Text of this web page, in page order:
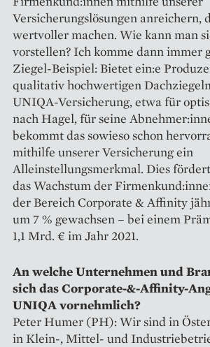
Versicherungslösungen anreichern,
wertvoller machen. Wie kann man
vorstellen? Ich komme dann immer
Ziegel-Beispiel: Bietet ein:e
qualitativ hochwertigen
UNIQA-Versicherung, etwa für
nach Hagel, für seine
bekommt das sowieso schon
mithilfe unserer Versicherung ein
Alleinstellungsmerkmal. Dies
das Wachstum der
der Bereich Corporate & Affinity
um 7 % gewachsen – bei einem
1,1 Mrd. € im Jahr 2021.
An welche Unternehmen und
sich das ­Cor­­­porate-&-Affinity-
UNIQA vornehmlich?
Peter Humer (PH): Wir sind in
in Klein-, Mittel- und